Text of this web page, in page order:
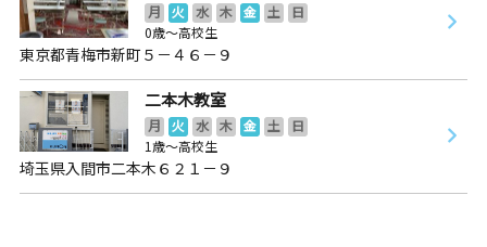
月 火 水 木 金 土
日
0歳～高校生
東京都青梅市新町５－４６－９
二本木教室
月 火 水 木 金 土
日
1歳～高校生
埼玉県入間市二本木６２１－９